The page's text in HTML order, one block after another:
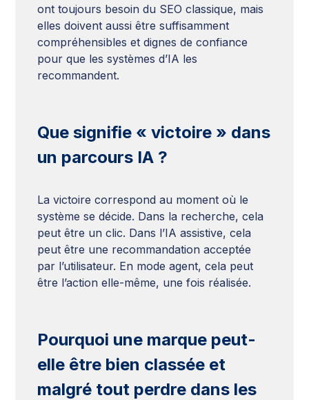
ont toujours besoin du SEO classique, mais
elles doivent aussi être suffisamment
compréhensibles et dignes de confiance
pour que les systèmes d’IA les
recommandent.
Que signifie « victoire » dans
un parcours IA ?
La victoire correspond au moment où le
système se décide. Dans la recherche, cela
peut être un clic. Dans l’IA assistive, cela
peut être une recommandation acceptée
par l’utilisateur. En mode agent, cela peut
être l’action elle-même, une fois réalisée.
Pourquoi une marque peut-
elle être bien classée et
malgré tout perdre dans les